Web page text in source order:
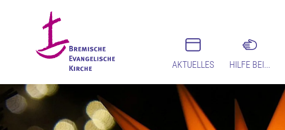
AKTUELLES HILFE BEI...